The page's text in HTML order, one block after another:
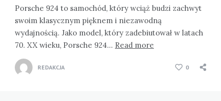
Porsche 924 to samochód, który wciąż budzi zachwyt
swoim klasycznym pięknem i niezawodną
wydajnością. Jako model, który zadebiutował w latach
70. XX wieku, Porsche 924… Read more
REDAKCJA 0